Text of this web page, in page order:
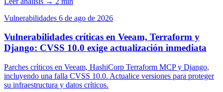
Vulnerabilidades 6 de ago de 2026
Vulnerabilidades críticas en Veeam, Terraform y
Django: CVSS 10.0 exige actualización inmediata
Parches críticos en Veeam, HashiCorp Terraform MCP y Django,
incluyendo una falla CVSS 10.0. Actualice versiones para proteger
su infraestructura y datos críticos.